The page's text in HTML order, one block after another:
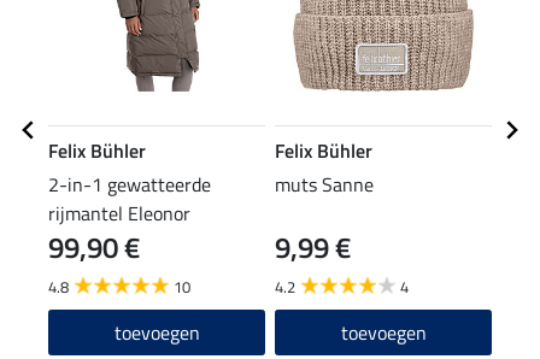
Felix Bühler
2-in-1 gewatteerde
rijmantel Eleonor
99,90 €
4.8 10
toevoegen
Felix Bühler
muts Sanne
9,99 €
4.2 4
toevoegen